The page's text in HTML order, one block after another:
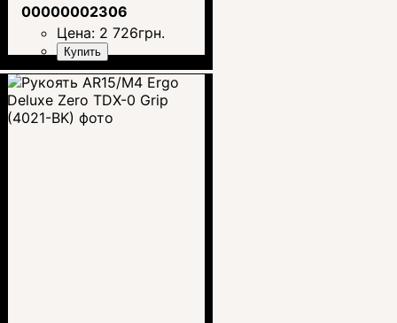
00000002306
Цена: 2 726грн.
Купить